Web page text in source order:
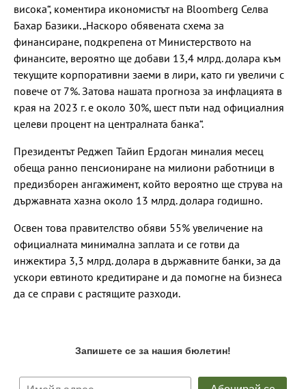
висока“, коментира икономистът на Bloomberg Селва
Бахар Базики. „Наскоро обявената схема за
финансиране, подкрепена от Министерството на
финансите, вероятно ще добави 13,4 млрд. долара към
текущите корпоративни заеми в лири, като ги увеличи с
повече от 7%. Затова нашата прогноза за инфлацията в
края на 2023 г. е около 30%, шест пъти над официалния
целеви процент на централната банка“.
Президентът Реджеп Тайип Ердоган миналия месец
обеща ранно пенсиониране на милиони работници в
предизборен ангажимент, който вероятно ще струва на
държавната хазна около 13 млрд. долара годишно.
Освен това правителство обяви 55% увеличение на
официалната минимална заплата и се готви да
инжектира 3,3 млрд. долара в държавните банки, за да
ускори евтиното кредитиране и да помогне на бизнеса
да се справи с растящите разходи.